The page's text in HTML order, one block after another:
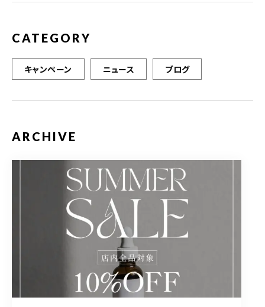
CATEGORY
キャンペーン ニュース ブログ
ARCHIVE